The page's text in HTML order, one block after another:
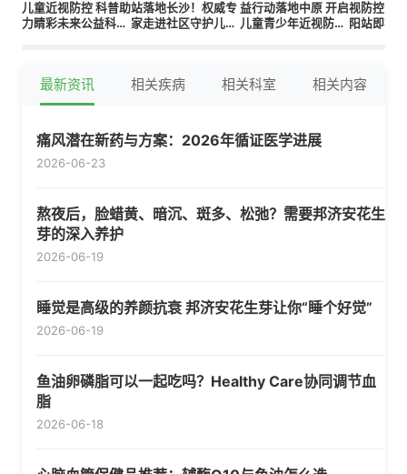
儿童近视防控 科普助
力睛彩未来公益科普
站落地长沙！权威专
家走进社区守护儿童
益行动落地中原 开启
儿童青少年近视防控
视防控公
阳站即将
最新资讯 相关疾病 相关科室 相关内容
痛风潜在新药与方案：2026年循证医学进展
2026-06-23
熬夜后，脸蜡黄、暗沉、斑多、松弛？需要邦济安花生
芽的深入养护
2026-06-19
睡觉是高级的养颜抗衰 邦济安花生芽让你“睡个好觉”
2026-06-19
鱼油卵磷脂可以一起吃吗？Healthy Care协同调节血
脂
2026-06-18